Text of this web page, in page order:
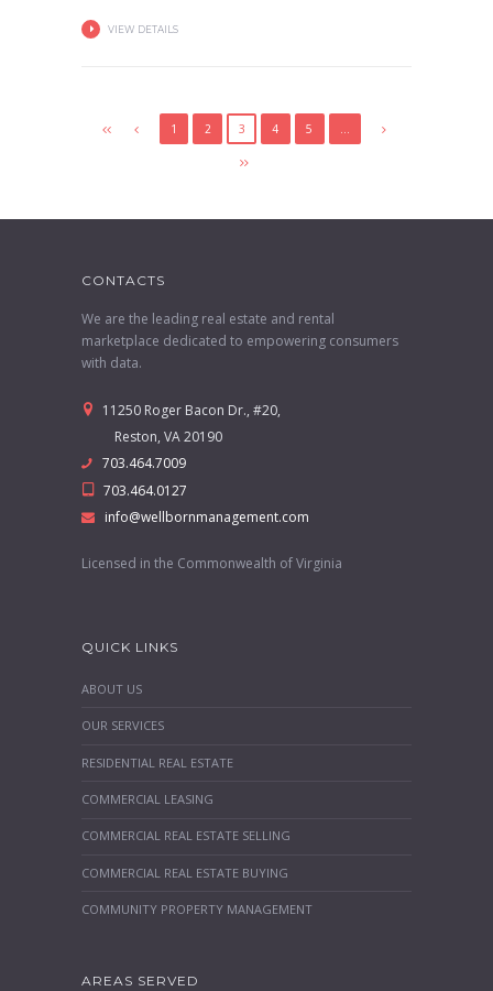
VIEW DETAILS
1 2 3 4 5 …
CONTACTS
We are the leading real estate and rental
marketplace dedicated to empowering consumers
with data.
11250 Roger Bacon Dr., #20,
Reston, VA 20190
703.464.7009
703.464.0127
info@wellbornmanagement.com
Licensed in the Commonwealth of Virginia
QUICK LINKS
ABOUT US
OUR SERVICES
RESIDENTIAL REAL ESTATE
COMMERCIAL LEASING
COMMERCIAL REAL ESTATE SELLING
COMMERCIAL REAL ESTATE BUYING
COMMUNITY PROPERTY MANAGEMENT
AREAS SERVED